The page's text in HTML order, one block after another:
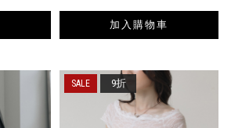
加入購物車
9折